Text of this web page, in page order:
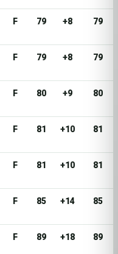
F 79 +8 79
F 79 +8 79
F 80 +9 80
F 81 +10 81
F 81 +10 81
F 85 +14 85
F 89 +18 89